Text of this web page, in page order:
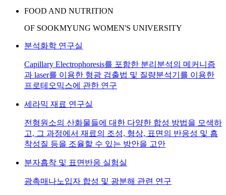
FOOD AND NUTRITION
OF SOOKMYUNG WOMEN'S UNIVERSITY
분석화학 연구실
Capillary Electrophoresis를 포함한 분리분석의 메커니즘
과 laser를 이용한 형광 검출법 및 질량분석기를 이용한
프로테오믹스에 관한 연구
세라믹 재료 연구실
전형원소의 산화물들에 대한 다양한 합성 방법을 모색하
고, 그 과정에서 재료의 조성, 형상, 표면의 반응성 및 흡
착성질 등을 조율할 수 있는 방안을 고안
분자흡착 및 표면반응 실험실
광촉매나노입자 합성 및 광분해 관련 연구